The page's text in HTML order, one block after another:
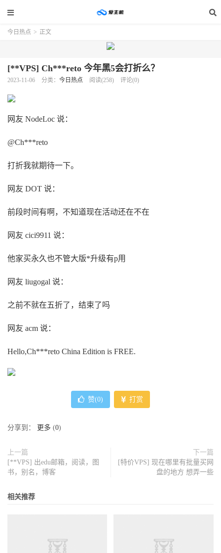
今日热点 > 正文
[**VPS] Ch***reto 今年黑5会打折么？
2023-11-06 分类： 今日热点 阅读(258) 评论(0)
网友 NodeLoc 说：
@Ch***reto
打折我就期待一下。
网友 DOT 说：
前段时间有啊，不知道现在活动还在不在
网友 cici9911 说：
他家买永久也不管大版*升级有p用
网友 liugogal 说：
之前不就在五折了，结束了吗
网友 acm 说：
Hello,Ch***reto China Edition is FREE.
赞(0) 打赏
分享到： 更多 (0)
上一篇
[**VPS] 出edu邮箱，阅读，图
书，别名，博客
下一篇
[特价VPS] 现在哪里有批量买网
盘的地方 想弄一些
相关推荐